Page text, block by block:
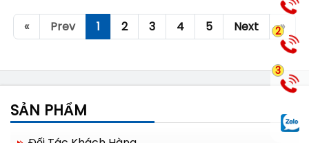
« Prev 1 2 3 4 5 Next »
SẢN PHẨM
2
3